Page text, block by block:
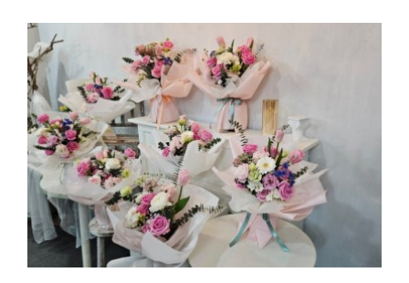
부산 국비지원학원, 플로리스트 꽃다발수업
2025.02.21해운대한국문화센터